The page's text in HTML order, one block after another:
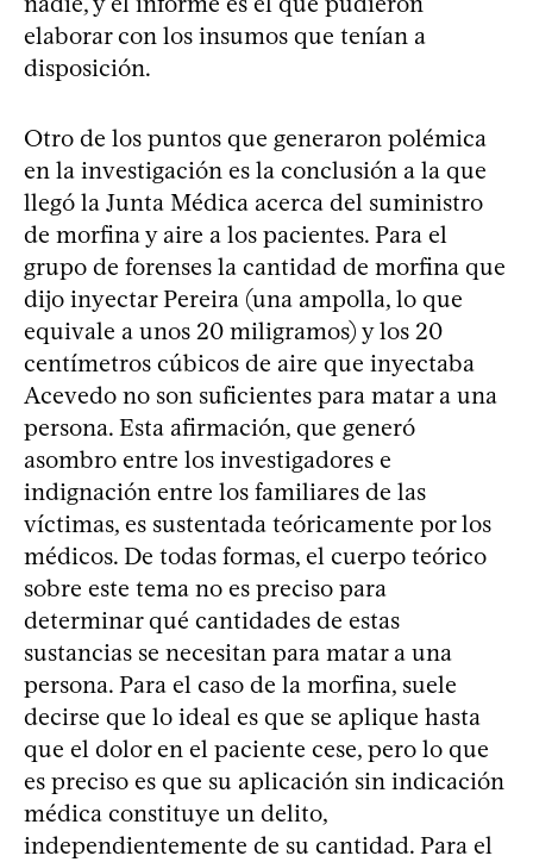
elaborar con los insumos que tenían a
disposición.
Otro de los puntos que generaron polémica
en la investigación es la conclusión a la que
llegó la Junta Médica acerca del suministro
de morfina y aire a los pacientes. Para el
grupo de forenses la cantidad de morfina que
dijo inyectar Pereira (una ampolla, lo que
equivale a unos 20 miligramos) y los 20
centímetros cúbicos de aire que inyectaba
Acevedo no son suficientes para matar a una
persona. Esta afirmación, que generó
asombro entre los investigadores e
indignación entre los familiares de las
víctimas, es sustentada teóricamente por los
médicos. De todas formas, el cuerpo teórico
sobre este tema no es preciso para
determinar qué cantidades de estas
sustancias se necesitan para matar a una
persona. Para el caso de la morfina, suele
decirse que lo ideal es que se aplique hasta
que el dolor en el paciente cese, pero lo que
es preciso es que su aplicación sin indicación
médica constituye un delito,
independientemente de su cantidad. Para el